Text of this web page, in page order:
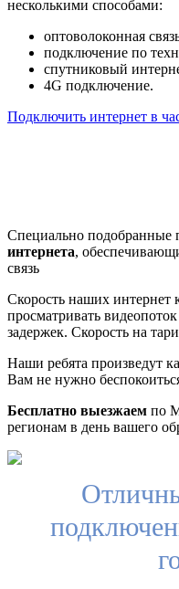
несколькими способами:
оптоволоконная
подключение по
спутниковый
4G подключение.
Подключить интернет в
Специально подобранные
интернета,
связь
Скорость наших интернет
просматривать
задержек. Скорость на
Наши ребята произведут
Вам не нужно
Бесплатно выезжаем по
регионам в день вашего